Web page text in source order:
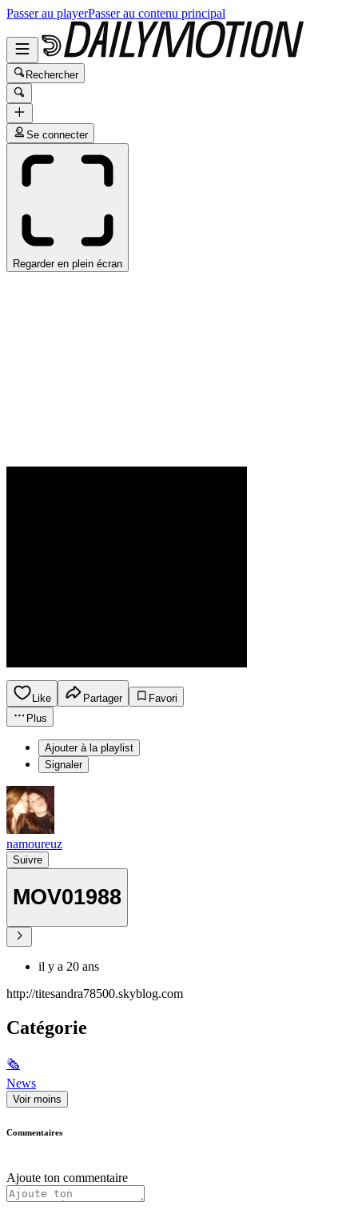
Passer au playerPasser au contenu principal
Rechercher
Se connecter
Regarder en plein écran
Like Partager
Favori
Plus
Ajouter à la playlist
Signaler
namoureuz
Suivre
MOV01988
il y a 20 ans
http://titesandra78500.skyblog.com
Catégorie
🗞
News
Voir moins
Commentaires
Ajoute ton commentaire